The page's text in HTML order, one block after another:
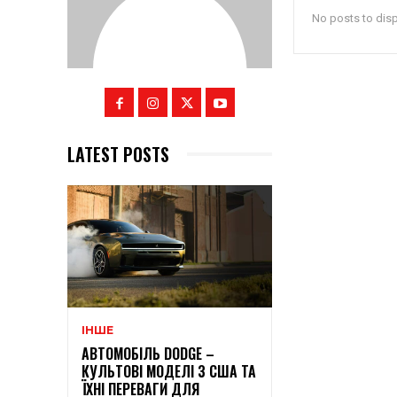
LATEST POSTS
ІНШЕ
АВТОМОБІЛЬ DODGE –
КУЛЬТОВІ МОДЕЛІ З США ТА
ЇХНІ ПЕРЕВАГИ ДЛЯ
No posts to